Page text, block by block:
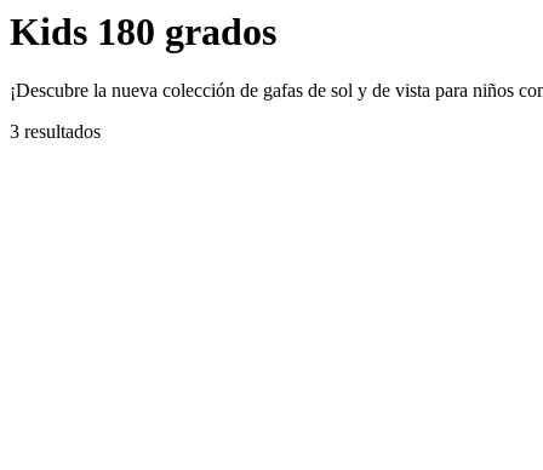
Kids 180 grados
¡Descubre la nueva colección de gafas de sol y de vista para niños
3 resultados